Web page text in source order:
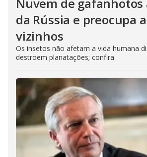
Nuvem de
da Rússia e preocupa
vizinhos
Os insetos não afetam a vida humana
destroem planatações; confira